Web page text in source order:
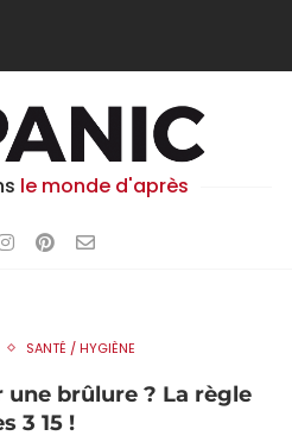
le monde d'après
SANTÉ / HYGIÈNE
brûlure ? La règle
3 15 !